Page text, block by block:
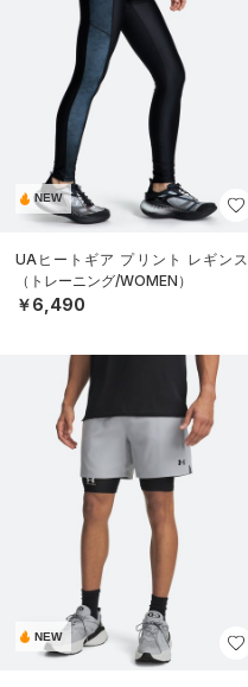
NEW
UAヒートギア プリント レギンス
（トレーニング/WOMEN）
￥6,490
NEW